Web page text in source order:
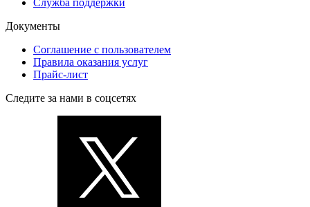
Документы
Соглашение с пользователем
Правила оказания услуг
Прайс-лист
Следите за нами в соцсетях